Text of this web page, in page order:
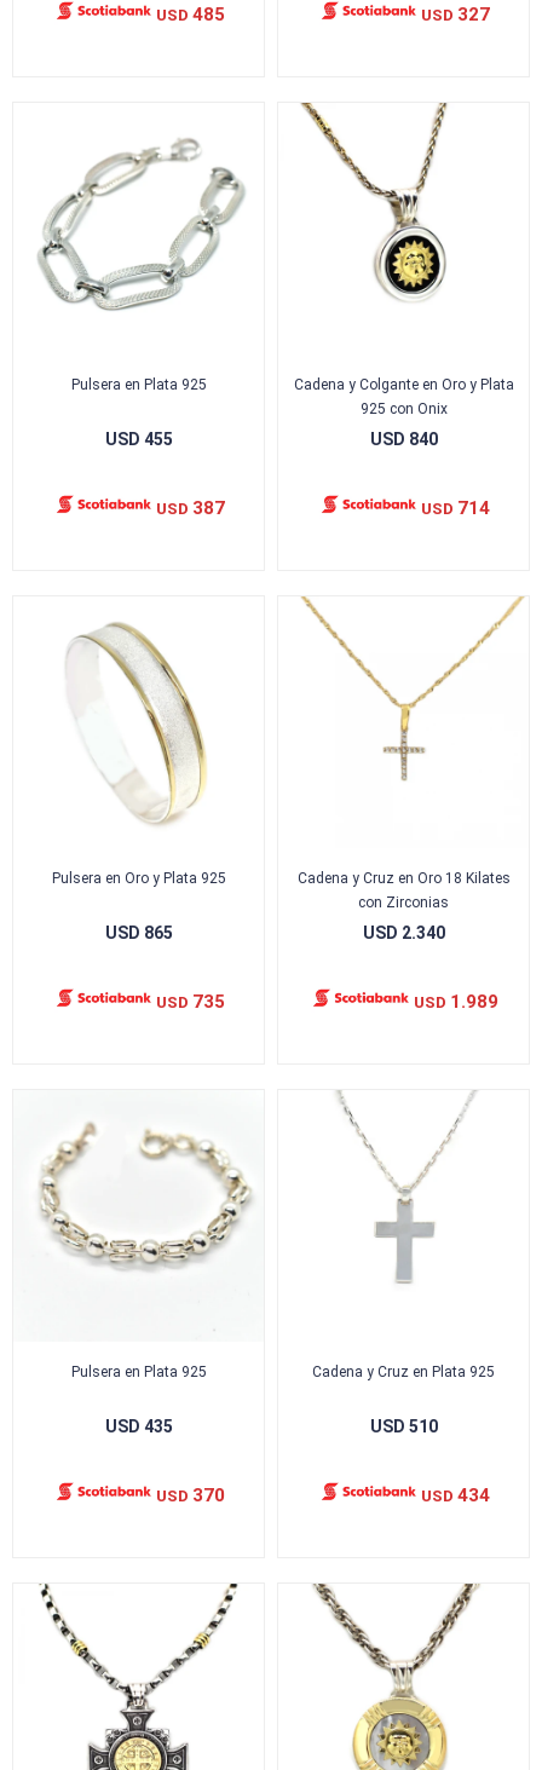
USD 485 USD 327
Pulsera en Plata 925
USD 455
USD 387
Cadena y Colgante en Oro y Plata
925 con Onix
USD 840
USD 714
Pulsera en Oro y Plata 925
USD 865
USD 735
Cadena y Cruz en Oro 18 Kilates
con Zirconias
USD 2.340
USD 1.989
Pulsera en Plata 925
USD 435
USD 370
Cadena y Cruz en Plata 925
USD 510
USD 434